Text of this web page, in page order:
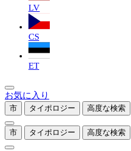
LV
CS
ET
お気に入り
市 タイポロジー 高度な検索
市 タイポロジー 高度な検索